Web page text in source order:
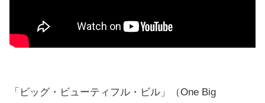
「ビッグ・ビューティフル・ビル」（One Big